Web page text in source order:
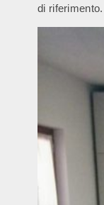
di riferimento.